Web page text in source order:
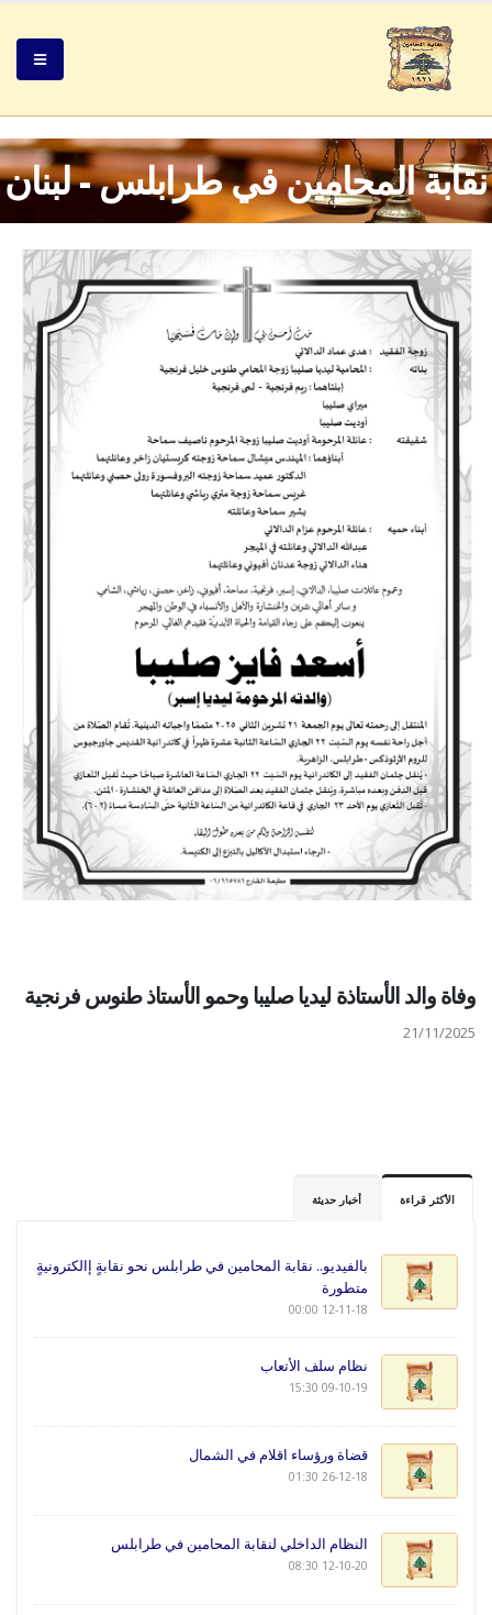
نقابة المحامين في طرابلس - لبنان
وفاة والد الأستاذة ليديا صليبا وحمو الأستاذ طنوس فرنجية
21/11/2025
الأكثر قراءة أخبار حديثة
بالفيديو.. نقابة المحامين في طرابلس نحو نقابةٍ إالكترونيةٍ
متطورة
12-11-18 00:00
نظام سلف الأتعاب
09-10-19 15:30
قضاة ورؤساء اقلام في الشمال
26-12-18 01:30
النظام الداخلي لنقابة المحامين في طرابلس
12-10-20 08:30